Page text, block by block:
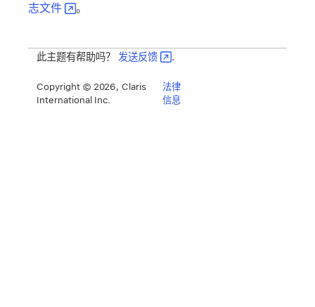
志文件
。
此主题有帮助吗？ 发送反馈 .
Copyright © 2026, Claris
International Inc.
法律
信息